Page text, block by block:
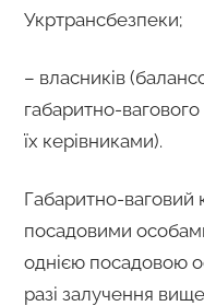
Укртрансбезпеки;
– власників
габаритно-
їх керівниками).
Габаритно-ваговий
посадовими
однією посадовою
разі залучення